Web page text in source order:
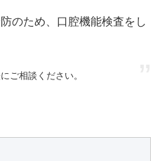
のため、口腔機能検査をし
ご相談ください。